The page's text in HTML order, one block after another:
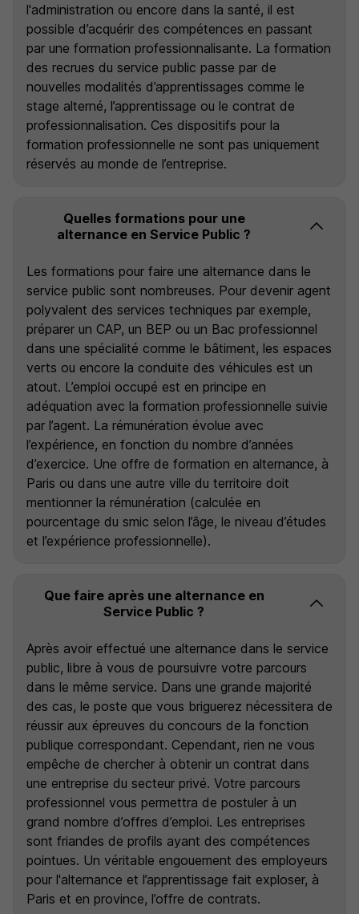
l'administration ou encore dans la santé, il est
possible d’acquérir des compétences en passant
par une formation professionnalisante. La formation
des recrues du service public passe par de
nouvelles modalités d’apprentissages comme le
stage alterné, l’apprentissage ou le contrat de
professionnalisation. Ces dispositifs pour la
formation professionnelle ne sont pas uniquement
réservés au monde de l’entreprise.
Quelles formations pour une
alternance en Service Public ?
Les formations pour faire une alternance dans le
service public sont nombreuses. Pour devenir agent
polyvalent des services techniques par exemple,
préparer un CAP, un BEP ou un Bac professionnel
dans une spécialité comme le bâtiment, les espaces
verts ou encore la conduite des véhicules est un
atout. L’emploi occupé est en principe en
adéquation avec la formation professionnelle suivie
par l’agent. La rémunération évolue avec
l’expérience, en fonction du nombre d’années
d’exercice. Une offre de formation en alternance, à
Paris ou dans une autre ville du territoire doit
mentionner la rémunération (calculée en
pourcentage du smic selon l’âge, le niveau d’études
et l’expérience professionnelle).
Que faire après une alternance en
Service Public ?
Après avoir effectué une alternance dans le service
public, libre à vous de poursuivre votre parcours
dans le même service. Dans une grande majorité
des cas, le poste que vous briguerez nécessitera de
réussir aux épreuves du concours de la fonction
publique correspondant. Cependant, rien ne vous
empêche de chercher à obtenir un contrat dans
une entreprise du secteur privé. Votre parcours
professionnel vous permettra de postuler à un
grand nombre d’offres d’emploi. Les entreprises
sont friandes de profils ayant des compétences
pointues. Un véritable engouement des employeurs
pour l'alternance et l’apprentissage fait exploser, à
Paris et en province, l’offre de contrats.